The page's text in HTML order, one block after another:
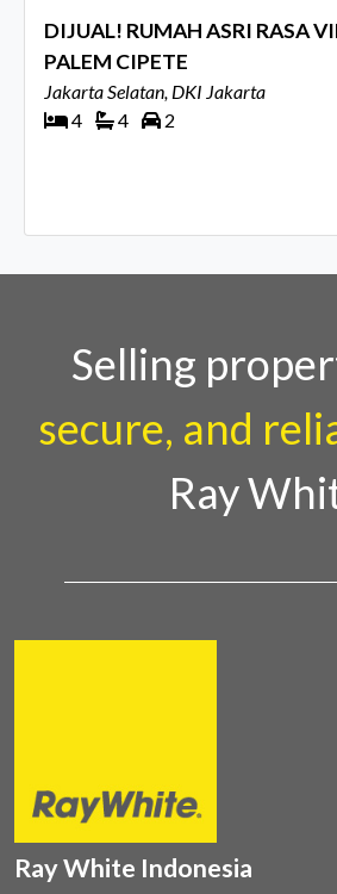
DIJUAL! RUMAH ASRI RASA
PALEM CIPETE
Jakarta Selatan, DKI Jakarta
4
4 2
Selling
secure, and
Ray
Ray White Indonesia